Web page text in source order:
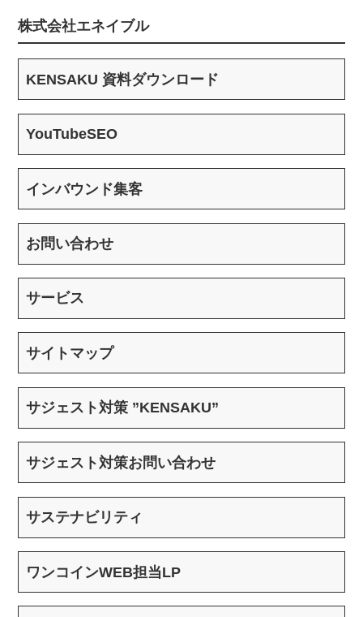
株式会社エネイブル
KENSAKU 資料ダウンロード
YouTubeSEO
インバウンド集客
お問い合わせ
サービス
サイトマップ
サジェスト対策 ”KENSAKU”
サジェスト対策お問い合わせ
サステナビリティ
ワンコインWEB担当LP